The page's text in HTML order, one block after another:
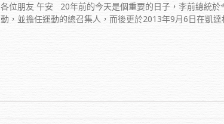
各位朋友 午安 20年前的今天是個重要的日子，李前總統
動，並擔任運動的總召集人，而後更於2013年9月6日在凱